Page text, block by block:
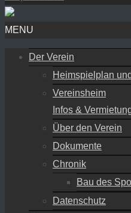
MENU
Der Verein
Heimspielplan
Vereinsheim
Infos &
Über den Verein
Dokumente
Chronik
Bau des
Datenschutz